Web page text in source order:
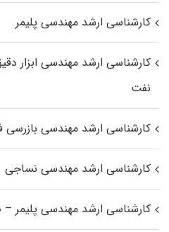
کارشناسی ارشد مهندسی پلیمر
کارشناسی ارشد مهندسی ابزار
نفت
کارشناسی ارشد مهندسی بازرسی
کارشناسی ارشد مهندسی نساجی
کارشناسی ارشد مهندسی پلیمر